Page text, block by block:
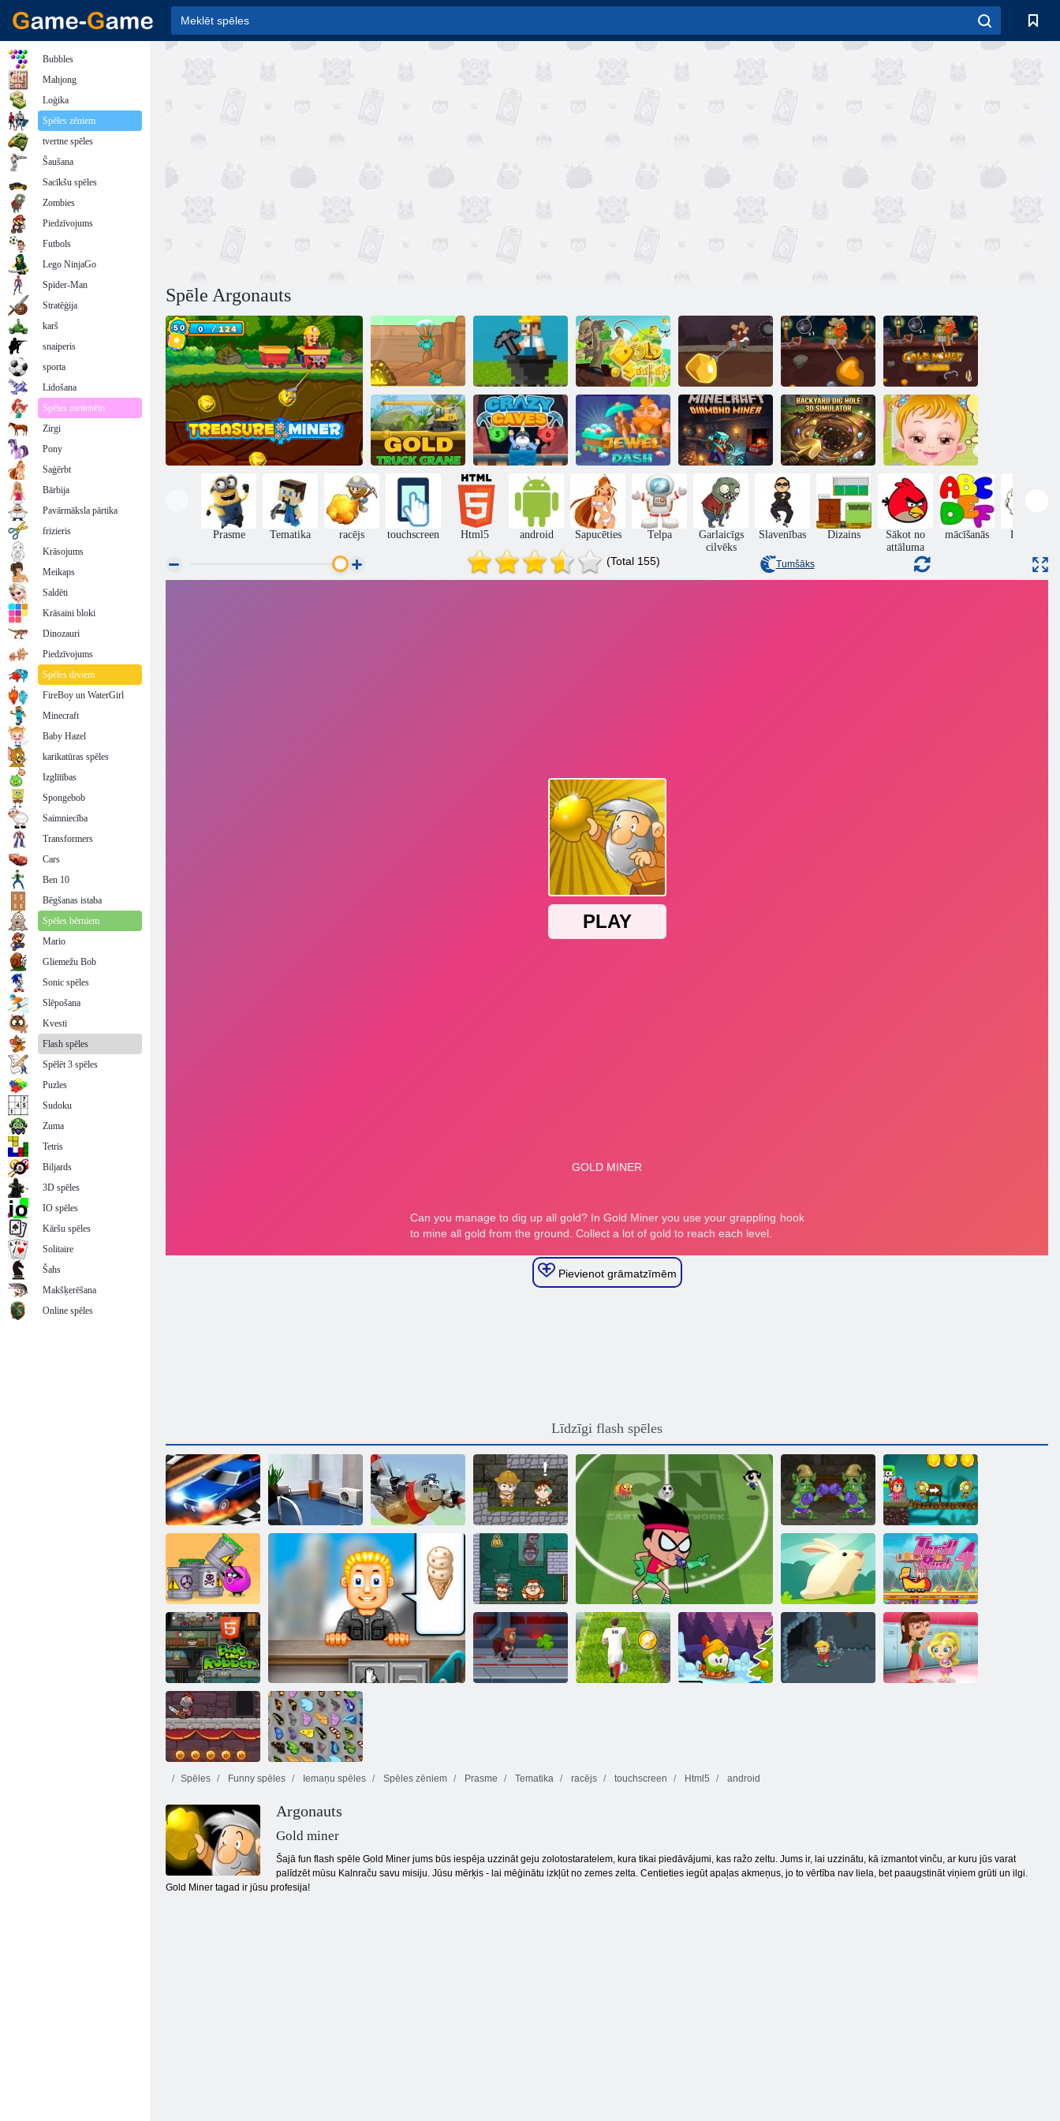
Spēle Argonauts
Sīki diggeri
Zelta raktuves
streiks
Zelta meklētājs
Zelta kalnračis
Toms
Zelta kalnraču
domkrats
Klasisks Zelta
Kalnraču
Zelta kravas
automašīna
Trakas alas Dārglietas
Minecraft
dimanta
kalnracis
Piemājas
rakšanas
cauruma 3D
simulators
Baby Hazel
Gulta laiks
Prasme Tematika racējs touchscreen Html5 android Sapucēties Telpa
Garlaicīgs
cilvēks
Slavenības Dizains
Sākot no
attāluma
mācīšanās Lēkšana
(Total 155) Tumšāks
Pievienot grāmatzīmēm
Līdzīgi flash spēles
Vilkšanas
sacīkstes 3d
Mētājiet papīru 2 Varonīgs pilots
Inku
piedzīvojums
Troll Bokss
Ninja Kid pret
zombijiem
Muļķīgi veidi,
kā nomirt 2
Krēmveida ledus
Naudas virzītāji
2
Mantkārīgs
trusis
Aizraušanās 4
Bob laupītājs H5
Varonīgs
bruņinieks
Tauriņš kyodai
Spēles Funny spēles Iemaņu spēles Spēles zēniem Prasme Tematika racējs touchscreen Html5 android
Argonauts
Gold miner
Šajā fun flash spēle Gold Miner jums būs iespēja uzzināt geju zolotostaratelem, kura tikai piedāvājumi, kas ražo zeltu. Jums ir, lai uzzinātu, kā izmantot vinču, ar kuru jūs varat
palīdzēt mūsu Kalnraču savu misiju. Jūsu mērķis - lai mēģinātu izkļūt no zemes zelta. Centieties iegūt apaļas akmeņus, jo to vērtība nav liela, bet paaugstināt viņiem grūti un ilgi.
Gold Miner tagad ir jūsu profesija!
Bubbles
Mahjong
Loģika
Spēles zēniem
tvertne spēles
Šaušana
Sacīkšu spēles
Zombies
Piedzīvojums
Futbols
Lego NinjaGo
Spider-Man
Stratēģija
karš
snaiperis
sporta
Lidošana
Spēles meitenēm
Zirgi
Pony
Saģērbt
Bārbija
Pavārmāksla pārtika
frizieris
Krāsojums
Meikaps
Saldēti
Krāsaini bloki
Dinozauri
Piedzīvojums
Spēles diviem
FireBoy un WaterGirl
Minecraft
Baby Hazel
karikatūras spēles
Izglītības
Spongebob
Saimniecība
Transformers
Cars
Ben 10
Bēgšanas istaba
Spēles bērniem
Mario
Gliemežu Bob
Sonic spēles
Slēpošana
Kvesti
Flash spēles
Spēlēt 3 spēles
Puzles
Sudoku
Zuma
Tetris
Biljards
3D spēles
IO spēles
Kāršu spēles
Solitaire
Šahs
Makšķerēšana
Online spēles